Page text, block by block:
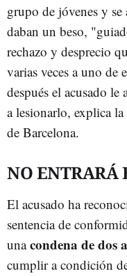
grupo de jóvenes y se
daban un beso,
rechazo y desprecio
varias veces a uno de
después el acusado
a lesionarlo, explica
de Barcelona.
NO ENTRARÁ
El acusado ha
sentencia de
unacondena de dos
cumplir a condición